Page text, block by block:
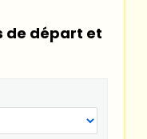
de départ et